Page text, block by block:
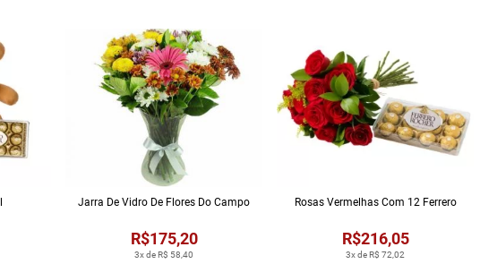
3x de R$ 58,40
R$175,20
Jarra De Vidro De Flores Do Campo
3x de R$ 72,02
R$216,05
Rosas Vermelhas Com 12 Ferrero